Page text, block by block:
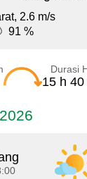
2.6 m/s
91 %
Durasi
15 h 40